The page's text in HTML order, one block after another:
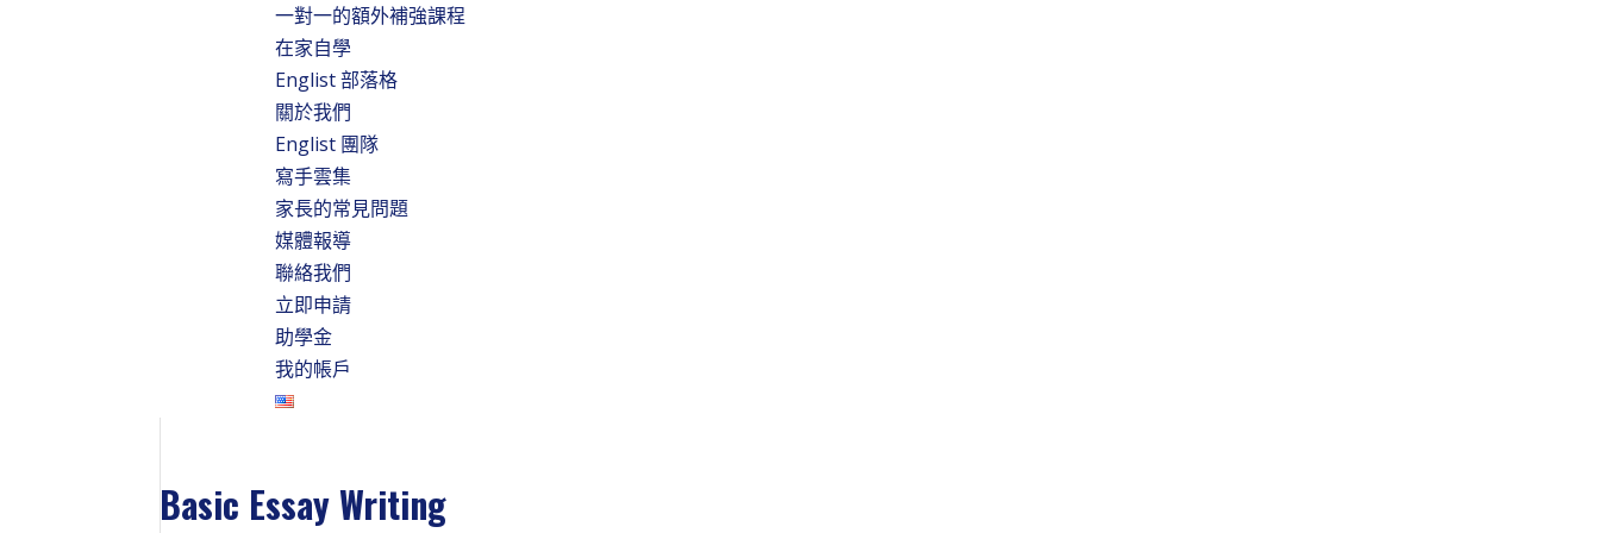
一對一的額外補強課程
在家自學
Englist 部落格
關於我們
Englist 團隊
寫手雲集
家長的常見問題
媒體報導
聯絡我們
立即申請
助學金
我的帳戶
Basic Essay Writing